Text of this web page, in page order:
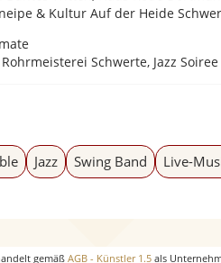
& Kultur Auf der Heide
Schwerte, Jazz
Jazz Swing Band Live-
gemäß AGB - Künstler 1.5 als